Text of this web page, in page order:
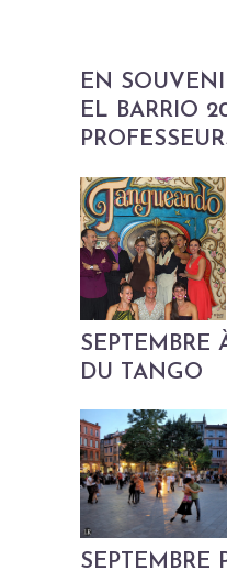
EN
EL BARRIO
SEPTEMBRE
DU TANGO
SEPTEMBRE